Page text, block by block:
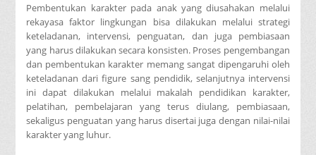
Pembentukan karakter pada anak yang diusahakan melalui
rekayasa faktor lingkungan bisa dilakukan melalui strategi
keteladanan, intervensi, penguatan, dan juga pembiasaan
yang harus dilakukan secara konsisten. Proses pengembangan
dan pembentukan karakter memang sangat dipengaruhi oleh
keteladanan dari figure sang pendidik, selanjutnya intervensi
ini dapat dilakukan melalui makalah pendidikan karakter,
pelatihan, pembelajaran yang terus diulang, pembiasaan,
sekaligus penguatan yang harus disertai juga dengan nilai-nilai
karakter yang luhur.